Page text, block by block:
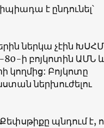
է ընդունել՝
ներկա չէին ԽՍՀՄ
ի բոյկոտին ԱՄՆ
կողմից: Բոյկոտը
ներխուժելու
պնդում է,